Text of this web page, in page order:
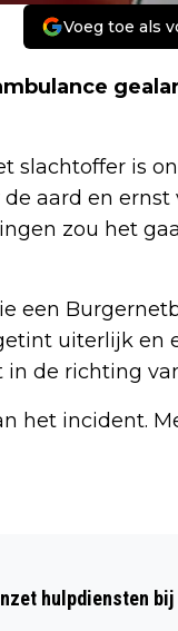
Voeg toe als
slachtoffer is
aard en
zou het
een
uiterlijk en
de richting
het incident.
hulpdiensten